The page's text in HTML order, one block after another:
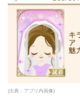
(出典：アプリ内画像)